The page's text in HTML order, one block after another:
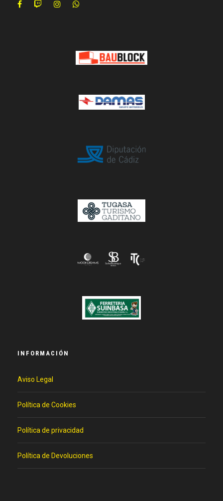
INFORMACIÓN
Aviso Legal
Política de Cookies
Política de privacidad
Política de Devoluciones